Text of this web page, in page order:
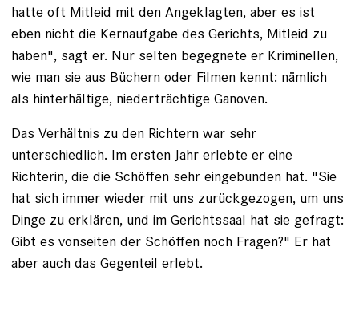
hatte oft Mitleid mit den Angeklagten, aber es ist
eben nicht die Kernaufgabe des Gerichts, Mitleid zu
haben", sagt er. Nur selten begegnete er Kriminellen,
wie man sie aus Büchern oder Filmen kennt: nämlich
als hinterhältige, niederträchtige Ganoven.
Das Verhältnis zu den Richtern war sehr
unterschiedlich. Im ersten Jahr erlebte er eine
Richterin, die die Schöffen sehr eingebunden hat. "Sie
hat sich immer wieder mit uns zurückgezogen, um uns
Dinge zu erklären, und im Gerichtssaal hat sie gefragt:
Gibt es vonseiten der Schöffen noch Fragen?" Er hat
aber auch das Gegenteil erlebt.